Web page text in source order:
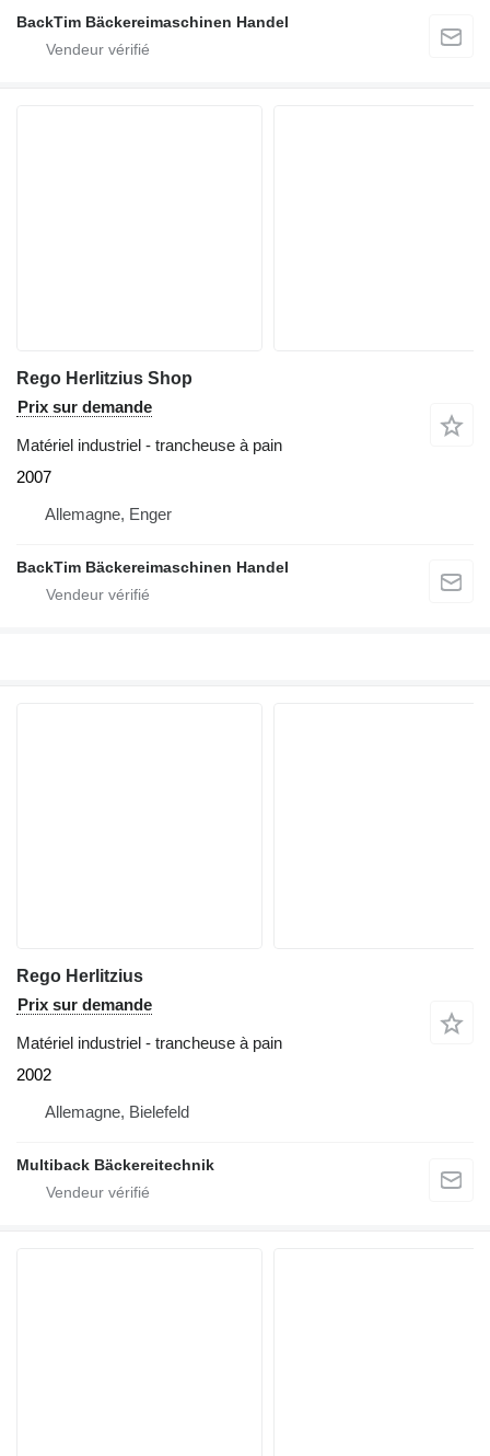
BackTim Bäckereimaschinen Handel
Rego Herlitzius Shop
Prix sur demande
Matériel industriel - trancheuse à pain
2007
Allemagne, Enger
BackTim Bäckereimaschinen Handel
Rego Herlitzius
Prix sur demande
Matériel industriel - trancheuse à pain
2002
Allemagne, Bielefeld
Multiback Bäckereitechnik